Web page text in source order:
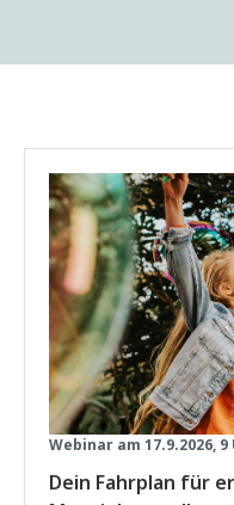
Webinar am 17.9.2026, 9
Dein Fahrplan für